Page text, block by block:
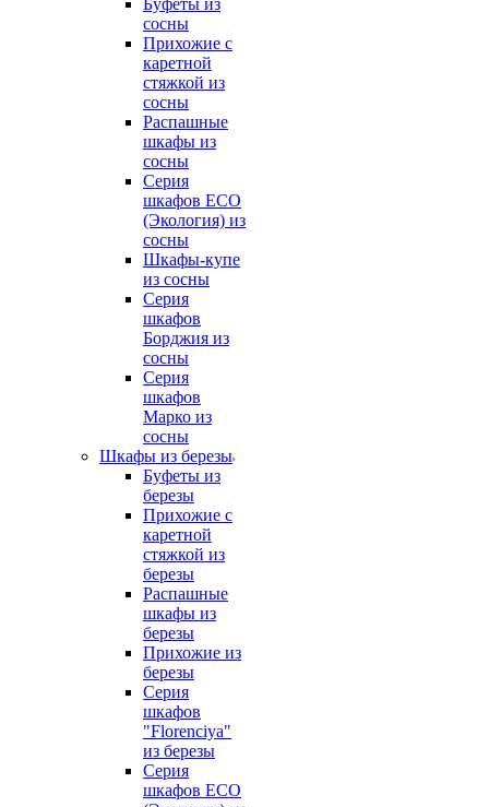
Буфеты из
сосны
Прихожие с
каретной
стяжкой из
сосны
Распашные
шкафы из
сосны
Серия
шкафов ECO
(Экология) из
сосны
Шкафы-купе
из сосны
Серия
шкафов
Борджия из
сосны
Серия
шкафов
Марко из
сосны
Шкафы из березы
Буфеты из
березы
Прихожие с
каретной
стяжкой из
березы
Распашные
шкафы из
березы
Прихожие из
березы
Серия
шкафов
"Florenciya"
из березы
Серия
шкафов ECO